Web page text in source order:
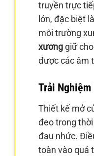
truyền trực
lớn, đặc biệt
môi trường
xươnggiữ cho
được các âm
Trải Nghiệm
Thiết kế mở
đeo trong
đau nhức.
toàn vào quá